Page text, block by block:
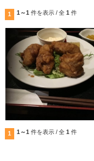
1 1～1 件を表示 / 全 1 件
1 1～1 件を表示 / 全 1 件